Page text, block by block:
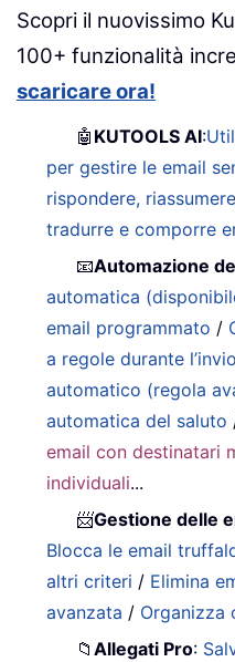
Scopri il nuovissimo
100+ funzionalità
scaricare ora!
🤖 KUTOOLS AI:
per gestire le email
rispondere,
tradurre e comporre
📧Automazione
automatica
email programmato /
a regole durante
automatico (regola
automatica del saluto
email con destinatari
individuali...
📨Gestione delle
Blocca le email
altri criteri / Elimina
avanzata / Organizza
📁Allegati Pro: